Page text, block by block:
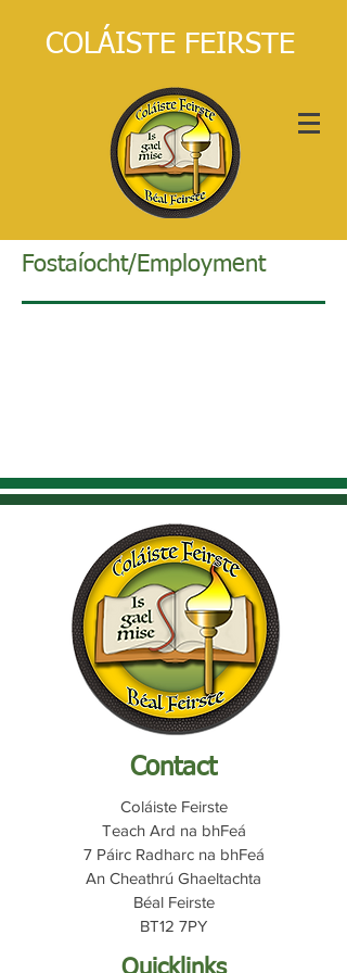
COLÁISTE FEIRSTE
Fostaíocht/Employment
Contact
Coláiste Feirste
Teach Ard na bhFeá
7 Páirc Radharc na bhFeá
An Cheathrú Ghaeltachta
Béal Feirste
BT12 7PY